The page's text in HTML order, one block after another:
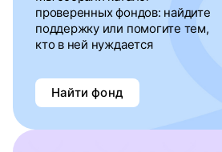
проверенных фондов: найдите
поддержку или помогите тем,
кто в ней нуждается
Найти фонд